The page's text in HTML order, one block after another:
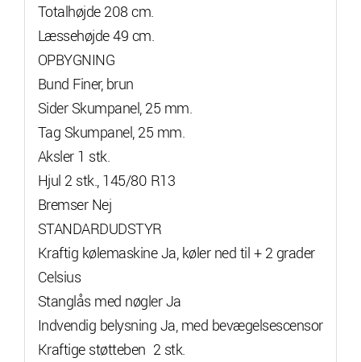
Totalhøjde 208 cm.
Læssehøjde 49 cm.
OPBYGNING
Bund Finer, brun
Sider Skumpanel, 25 mm.
Tag Skumpanel, 25 mm.
Aksler 1 stk.
Hjul 2 stk., 145/80 R13
Bremser Nej
STANDARDUDSTYR
Kraftig kølemaskine Ja, køler ned til + 2 grader
Celsius
Stanglås med nøgler Ja
Indvendig belysning Ja, med bevægelsescensor
Kraftige støtteben 2 stk.